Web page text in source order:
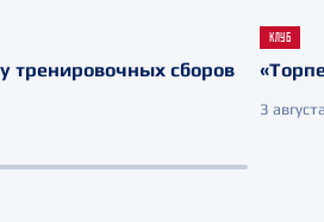
тренировочных сборов
КЛУБ
3